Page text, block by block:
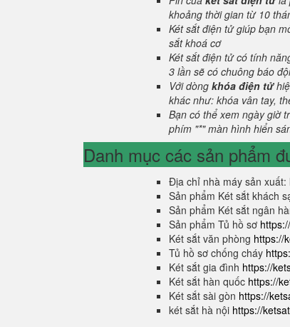
khoảng thời gian từ 10
Két sắt điện tử giúp bạn
sắt khoá cơ
Két sắt điện tử có tính
3 lần sẽ có chuông báo
Với dòng khóa điện tử
khác như: khóa vân tay,
Bạn có thể xem ngày giờ
phím "*" màn hình hiển
Danh mục các sản phẩm
Địa chỉ nhà máy sản xuất:
Sản phẩm Két sắt khách
Sản phẩm Két sắt ngân
Sản phẩm Tủ hồ sơ
Két sắt văn phòng https://
Tủ hồ sơ chống cháy
Két sắt gia đình https://
Két sắt hàn quốc https://
Két sắt sài gòn https://
két sắt hà nội https://